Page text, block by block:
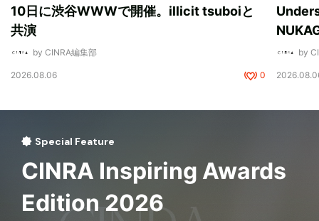
10日に渋谷WWWで開催。illicit tsuboiと
共演
by CINRA編集部
2026.08.06 0
by
Special Feature
CINRA Inspiring Awards
Edition 2026